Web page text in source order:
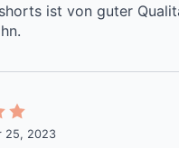
ist von guter
25, 2023